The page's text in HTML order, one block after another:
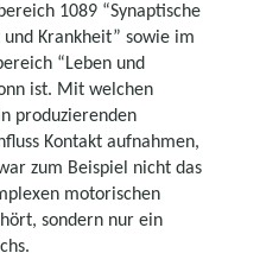
1089 “Synaptische
Krankheit” sowie im
“Leben und
ist. Mit welchen
produzierenden
Kontakt aufnahmen,
zum Beispiel nicht das
motorischen
sondern nur ein